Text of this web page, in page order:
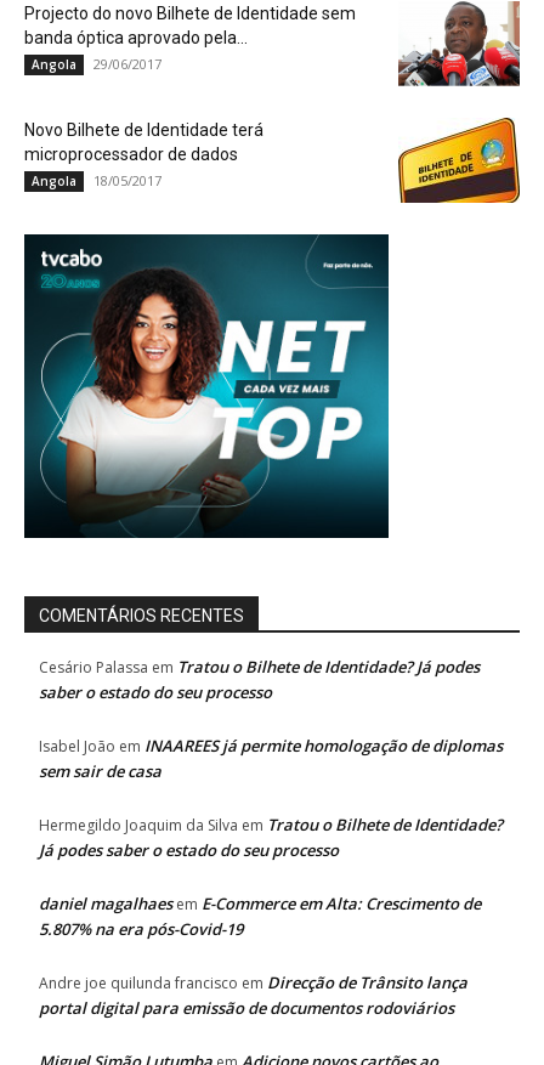
Projecto do novo Bilhete de Identidade sem
banda óptica aprovado pela...
Angola 29/06/2017
Novo Bilhete de Identidade terá
microprocessador de dados
Angola 18/05/2017
COMENTÁRIOS RECENTES
Cesário Palassa em Tratou o Bilhete de Identidade? Já podes
saber o estado do seu processo
Isabel João em INAAREES já permite homologação de diplomas
sem sair de casa
Hermegildo Joaquim da Silva em Tratou o Bilhete de Identidade?
Já podes saber o estado do seu processo
daniel magalhaesem E-Commerce em Alta: Crescimento de
5.807% na era pós-Covid-19
Andre joe quilunda francisco em Direcção de Trânsito lança
portal digital para emissão de documentos rodoviários